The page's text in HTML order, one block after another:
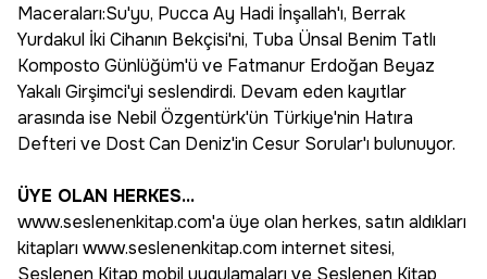
Maceraları:Su'yu, Pucca Ay Hadi İnşallah'ı, Berrak
Yurdakul İki Cihanın Bekçisi'ni, Tuba Ünsal Benim Tatlı
Komposto Günlüğüm'ü ve Fatmanur Erdoğan Beyaz
Yakalı Girşimci'yi seslendirdi. Devam eden kayıtlar
arasında ise Nebil Özgentürk'ün Türkiye'nin Hatıra
Defteri ve Dost Can Deniz'in Cesur Sorular'ı bulunuyor.
ÜYE OLAN HERKES...
www.seslenenkitap.com'a üye olan herkes, satın aldıkları
kitapları www.seslenenkitap.com internet sitesi,
Seslenen Kitap mobil uygulamaları ve Seslenen Kitap